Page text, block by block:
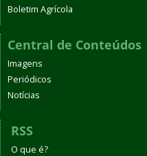
Boletim Agrícola
Central de Conteúdos
Imagens
Periódicos
Notícias
RSS
O que é?